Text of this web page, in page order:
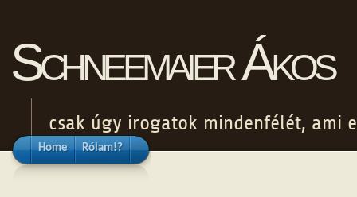
Schneemaier Ákos
csak úgy irogatok mindenfélét, ami
Home Rólam!?